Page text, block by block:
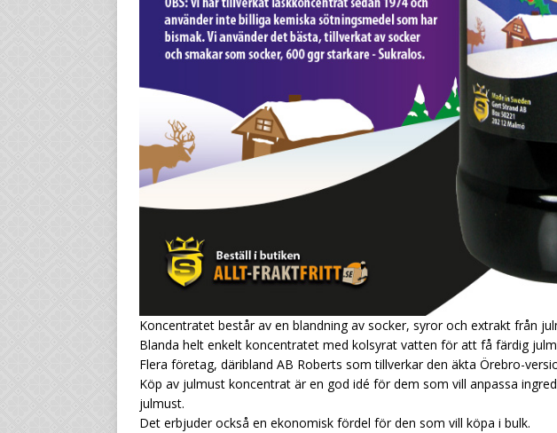
Koncentratet består av en blandning av socker, syror och extrakt från
Blanda helt enkelt koncentratet med kolsyrat vatten för att få färdig
Flera företag, däribland AB Roberts som tillverkar den äkta Örebro-
Köp av julmust koncentrat är en god idé för dem som vill anpassa
julmust.
Det erbjuder också en ekonomisk fördel för den som vill köpa i bulk.